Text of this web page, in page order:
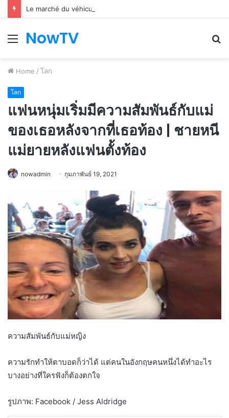
Le marché du véhicule d’occasion en plein essor
Menu
NowTV
Home / โลก
โลก
แฟนหนุ่มเริ่มมีความสัมพันธ์กับแม่
ของเธอหลังจากที่เธอท้อง | ชายหนี
แม่ยายหลังแฟนตั้งท้อง
nowadmin กุมภาพันธ์ 19, 2021
ความสัมพันธ์กับแม่หญิง
ความรักทำให้ตาบอดก็ว่าได้ แต่คนในอังกฤษคนหนึ่งได้ทำอะไร
บางอย่างที่ใครฟังก็ต้องตกใจ
รูปภาพ: Facebook / Jess Aldridge